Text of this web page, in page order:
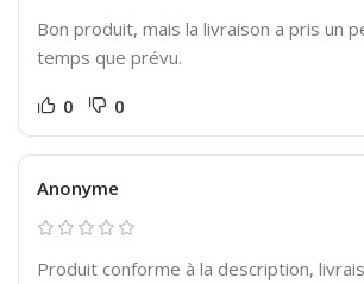
Bon produit, mais la livraison a pris un
temps que prévu.
0 0
Anonyme
Produit conforme à la description,